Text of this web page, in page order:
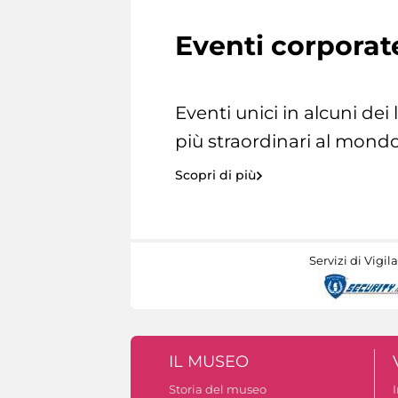
Eventi
Eventi unici in alcuni dei
più straordinari al
Scopri di più
Servizi di
IL MUSEO
Storia del museo